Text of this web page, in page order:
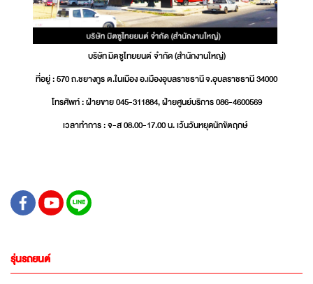
บริษัท มิตซูไทยยนต์ จำกัด (สำนักงานใหญ่)
ที่อยู่ : 570 ถ.ชยางกูร ต.ในเมือง อ.เมืองอุบลราชธานี จ.อุบลราชธานี 34000
โทรศัพท์ : ฝ่ายขาย 045-311884, ฝ่ายศูนย์บริการ 086-4600569
เวลาทำการ : จ-ส 08.00-17.00 น. เว้นวันหยุดนักขัตฤกษ์
รุ่นรถยนต์